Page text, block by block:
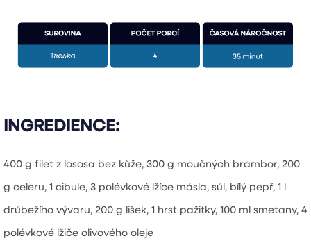
INGREDIENCE:
400 g filet z lososa bez kůže, 300 g moučných brambor, 200
g celeru, 1 cibule, 3 polévkové lžíce másla, sůl, bílý pepř, 1 l
drůbežího vývaru, 200 g lišek, 1 hrst pažitky, 100 ml smetany, 4
polévkové lžiče olivového oleje